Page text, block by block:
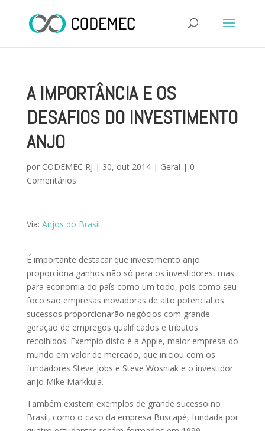
A IMPORTÂNCIA E OS
DESAFIOS DO INVESTIMENTO
ANJO
por CODEMEC RJ | 30, out 2014| Geral | 0
Comentários
Via: Anjos do Brasil
É importante destacar que investimento anjo
proporciona ganhos não só para os investidores, mas
para economia do país como um todo, pois como seu
foco são empresas inovadoras de alto potencial os
sucessos proporcionarão negócios com grande
geração de empregos qualificados e tributos
recolhidos. Exemplo disto é a Apple, maior empresa do
mundo em valor de mercado, que iniciou com os
fundadores Steve Jobs e Steve Wosniak e o investidor
anjo Mike Markkula.
Também existem exemplos de grande sucesso no
Brasil, como o caso da empresa Buscapé, fundada por